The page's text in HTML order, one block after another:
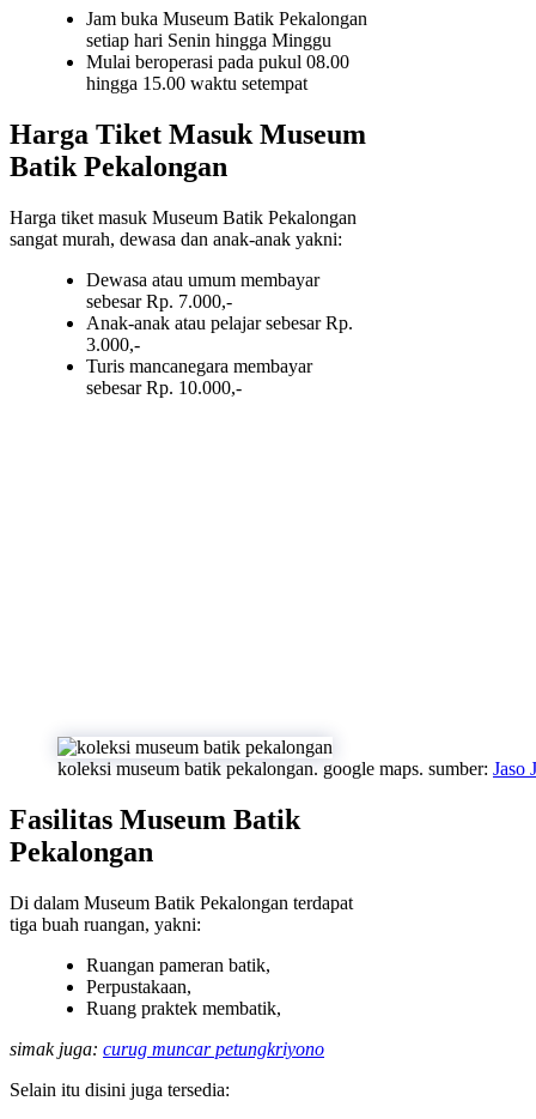
Jam buka Museum Batik Pekalongan
setiap hari Senin hingga Minggu
Mulai beroperasi pada pukul 08.00
hingga 15.00 waktu setempat
Harga Tiket Masuk Museum
Batik Pekalongan
Harga tiket masuk Museum Batik Pekalongan
sangat murah, dewasa dan anak-anak yakni:
Dewasa atau umum membayar
sebesar Rp. 7.000,-
Anak-anak atau pelajar sebesar Rp.
3.000,-
Turis mancanegara membayar
sebesar Rp. 10.000,-
koleksi museum batik pekalongan. google maps. sumber: Jaso
Fasilitas Museum Batik
Pekalongan
Di dalam Museum Batik Pekalongan terdapat
tiga buah ruangan, yakni:
Ruangan pameran batik,
Perpustakaan,
Ruang praktek membatik,
simak juga: curug muncar petungkriyono
Selain itu disini juga tersedia: